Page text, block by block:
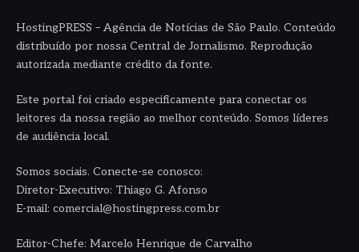
HostingPRESS – Agência de Notícias de São Paulo. Conteúdo
distribuído por nossa Central de Jornalismo. Reprodução
autorizada mediante crédito da fonte.
Este portal foi criado especificamente para conectar os
leitores da nossa região ao melhor conteúdo. Somos líderes
de audiência local.
Somos sociais. Conecte-se conosco:
Diretor-Executivo: Thiago G. Afonso
E-mail: comercial@hostingpress.com.br
Editor-Chefe: Marcelo Henrique de Carvalho